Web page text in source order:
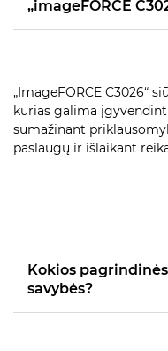
„imageFORCE
„ImageFORCE C3026“
kurias galima
sumažinant
paslaugų ir išlaikant
Kokios pagrindinės
savybės?